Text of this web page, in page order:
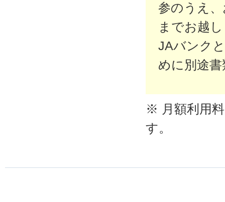
参のうえ
までお越
JAバンク
めに別途
※ 月額利用
す。